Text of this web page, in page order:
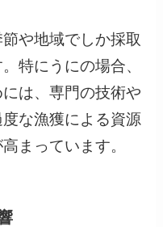
や地域でしか採取
特にうにの場合、
は、専門の技術や
な漁獲による資源
まっています。